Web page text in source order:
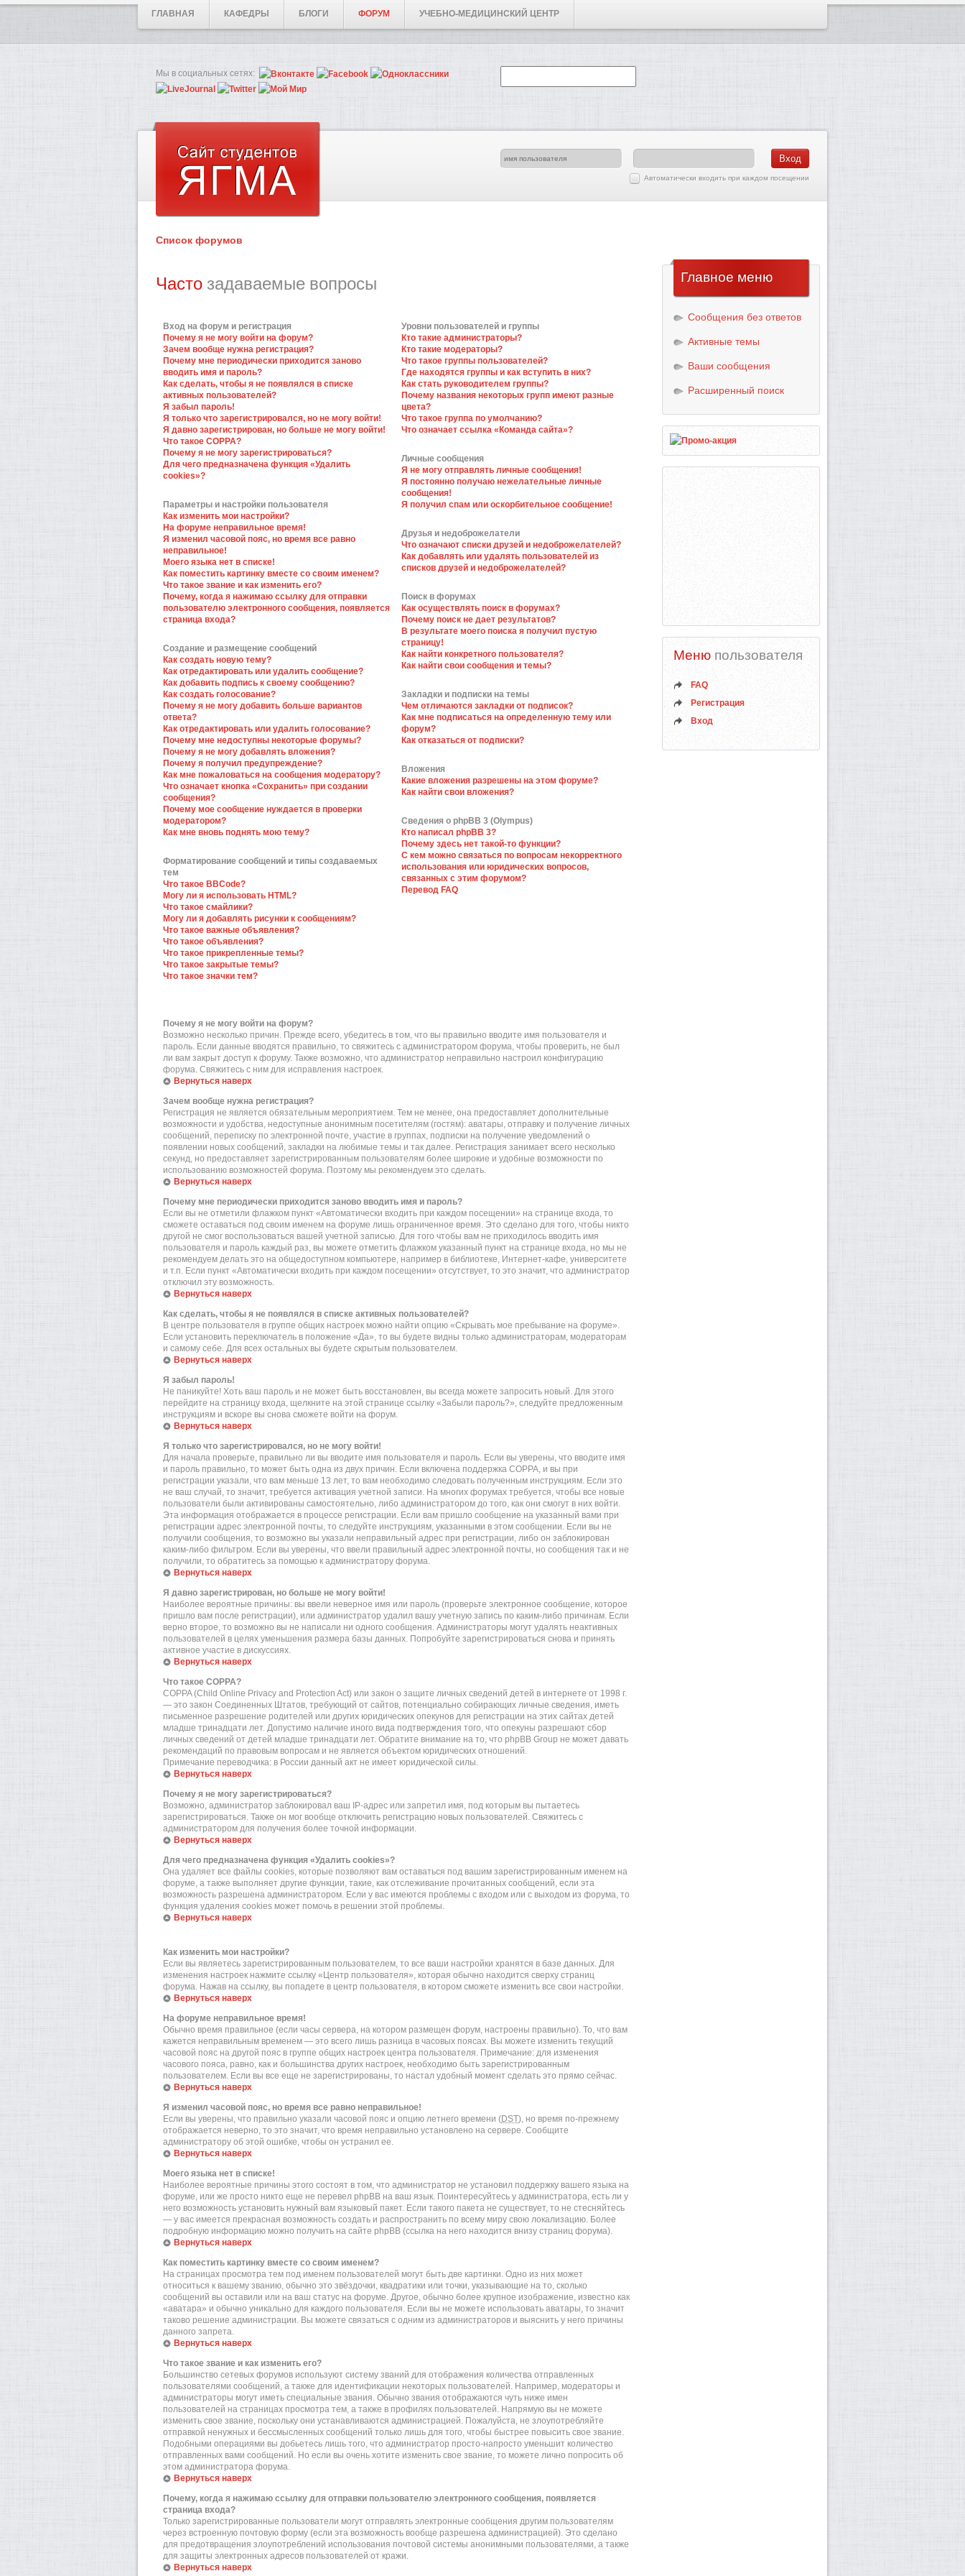
ГЛАВНАЯ КАФЕДРЫ БЛОГИ ФОРУМ УЧЕБНО-МЕДИЦИНСКИЙ ЦЕНТР
Мы в социальных сетях:
Автоматически входить при каждом посещении
Список форумов
Часто задаваемые вопросы
Вход на форум и регистрация
Почему я не могу войти на форум?
Зачем вообще нужна регистрация?
Почему мне периодически приходится заново
вводить имя и пароль?
Как сделать, чтобы я не появлялся в списке
активных пользователей?
Я забыл пароль!
Я только что зарегистрировался, но не могу войти!
Я давно зарегистрирован, но больше не могу войти!
Что такое COPPA?
Почему я не могу зарегистрироваться?
Для чего предназначена функция «Удалить
cookies»?
Параметры и настройки пользователя
Как изменить мои настройки?
На форуме неправильное время!
Я изменил часовой пояс, но время все равно
неправильное!
Моего языка нет в списке!
Как поместить картинку вместе со своим именем?
Что такое звание и как изменить его?
Почему, когда я нажимаю ссылку для отправки
пользователю электронного сообщения, появляется
страница входа?
Создание и размещение сообщений
Как создать новую тему?
Как отредактировать или удалить сообщение?
Как добавить подпись к своему сообщению?
Как создать голосование?
Почему я не могу добавить больше вариантов
ответа?
Как отредактировать или удалить голосование?
Почему мне недоступны некоторые форумы?
Почему я не могу добавлять вложения?
Почему я получил предупреждение?
Как мне пожаловаться на сообщения модератору?
Что означает кнопка «Сохранить» при создании
сообщения?
Почему мое сообщение нуждается в проверки
модератором?
Как мне вновь поднять мою тему?
Форматирование сообщений и типы создаваемых
тем
Что такое BBCode?
Могу ли я использовать HTML?
Что такое смайлики?
Могу ли я добавлять рисунки к сообщениям?
Что такое важные объявления?
Что такое объявления?
Что такое прикрепленные темы?
Что такое закрытые темы?
Что такое значки тем?
Уровни пользователей и группы
Кто такие администраторы?
Кто такие модераторы?
Что такое группы пользователей?
Где находятся группы и как вступить в них?
Как стать руководителем группы?
Почему названия некоторых групп имеют разные
цвета?
Что такое группа по умолчанию?
Что означает ссылка «Команда сайта»?
Личные сообщения
Я не могу отправлять личные сообщения!
Я постоянно получаю нежелательные личные
сообщения!
Я получил спам или оскорбительное сообщение!
Друзья и недоброжелатели
Что означают списки друзей и недоброжелателей?
Как добавлять или удалять пользователей из
списков друзей и недоброжелателей?
Поиск в форумах
Как осуществлять поиск в форумах?
Почему поиск не дает результатов?
В результате моего поиска я получил пустую
страницу!
Как найти конкретного пользователя?
Как найти свои сообщения и темы?
Закладки и подписки на темы
Чем отличаются закладки от подписок?
Как мне подписаться на определенную тему или
форум?
Как отказаться от подписки?
Вложения
Какие вложения разрешены на этом форуме?
Как найти свои вложения?
Сведения о phpBB 3 (Olympus)
Кто написал phpBB 3?
Почему здесь нет такой-то функции?
С кем можно связаться по вопросам некорректного
использования или юридических вопросов,
связанных с этим форумом?
Перевод FAQ
Почему я не могу войти на форум?
Возможно несколько причин. Прежде всего, убедитесь в том, что вы правильно вводите имя пользователя и
пароль. Если данные вводятся правильно, то свяжитесь с администратором форума, чтобы проверить, не был
ли вам закрыт доступ к форуму. Также возможно, что администратор неправильно настроил конфигурацию
форума. Свяжитесь с ним для исправления настроек.
Вернуться наверх
Зачем вообще нужна регистрация?
Регистрация не является обязательным мероприятием. Тем не менее, она предоставляет дополнительные
возможности и удобства, недоступные анонимным посетителям (гостям): аватары, отправку и получение личных
сообщений, переписку по электронной почте, участие в группах, подписки на получение уведомлений о
появлении новых сообщений, закладки на любимые темы и так далее. Регистрация занимает всего несколько
секунд, но предоставляет зарегистрированным пользователям более широкие и удобные возможности по
использованию возможностей форума. Поэтому мы рекомендуем это сделать.
Вернуться наверх
Почему мне периодически приходится заново вводить имя и пароль?
Если вы не отметили флажком пункт «Автоматически входить при каждом посещении» на странице входа, то
сможете оставаться под своим именем на форуме лишь ограниченное время. Это сделано для того, чтобы никто
другой не смог воспользоваться вашей учетной записью. Для того чтобы вам не приходилось вводить имя
пользователя и пароль каждый раз, вы можете отметить флажком указанный пункт на странице входа, но мы не
рекомендуем делать это на общедоступном компьютере, например в библиотеке, Интернет-кафе, университете
и т.п. Если пункт «Автоматически входить при каждом посещении» отсутствует, то это значит, что администратор
отключил эту возможность.
Вернуться наверх
Как сделать, чтобы я не появлялся в списке активных пользователей?
В центре пользователя в группе общих настроек можно найти опцию «Скрывать мое пребывание на форуме».
Если установить переключатель в положение «Да», то вы будете видны только администраторам, модераторам
и самому себе. Для всех остальных вы будете скрытым пользователем.
Вернуться наверх
Я забыл пароль!
Не паникуйте! Хоть ваш пароль и не может быть восстановлен, вы всегда можете запросить новый. Для этого
перейдите на страницу входа, щелкните на этой странице ссылку «Забыли пароль?», следуйте предложенным
инструкциям и вскоре вы снова сможете войти на форум.
Вернуться наверх
Я только что зарегистрировался, но не могу войти!
Для начала проверьте, правильно ли вы вводите имя пользователя и пароль. Если вы уверены, что вводите имя
и пароль правильно, то может быть одна из двух причин. Если включена поддержка COPPA, и вы при
регистрации указали, что вам меньше 13 лет, то вам необходимо следовать полученным инструкциям. Если это
не ваш случай, то значит, требуется активация учетной записи. На многих форумах требуется, чтобы все новые
пользователи были активированы самостоятельно, либо администратором до того, как они смогут в них войти.
Эта информация отображается в процессе регистрации. Если вам пришло сообщение на указанный вами при
регистрации адрес электронной почты, то следуйте инструкциям, указанными в этом сообщении. Если вы не
получили сообщения, то возможно вы указали неправильный адрес при регистрации, либо он заблокирован
каким-либо фильтром. Если вы уверены, что ввели правильный адрес электронной почты, но сообщения так и не
получили, то обратитесь за помощью к администратору форума.
Вернуться наверх
Я давно зарегистрирован, но больше не могу войти!
Наиболее вероятные причины: вы ввели неверное имя или пароль (проверьте электронное сообщение, которое
пришло вам после регистрации), или администратор удалил вашу учетную запись по каким-либо причинам. Если
верно второе, то возможно вы не написали ни одного сообщения. Администраторы могут удалять неактивных
пользователей в целях уменьшения размера базы данных. Попробуйте зарегистрироваться снова и принять
активное участие в дискуссиях.
Вернуться наверх
Что такое COPPA?
COPPA (Child Online Privacy and Protection Act) или закон о защите личных сведений детей в интернете от 1998 г.
— это закон Соединенных Штатов, требующий от сайтов, потенциально собирающих личные сведения, иметь
письменное разрешение родителей или других юридических опекунов для регистрации на этих сайтах детей
младше тринадцати лет. Допустимо наличие иного вида подтверждения того, что опекуны разрешают сбор
личных сведений от детей младше тринадцати лет. Обратите внимание на то, что phpBB Group не может давать
рекомендаций по правовым вопросам и не является объектом юридических отношений.
Примечание переводчика: в России данный акт не имеет юридической силы.
Вернуться наверх
Почему я не могу зарегистрироваться?
Возможно, администратор заблокировал ваш IP-адрес или запретил имя, под которым вы пытаетесь
зарегистрироваться. Также он мог вообще отключить регистрацию новых пользователей. Свяжитесь с
администратором для получения более точной информации.
Вернуться наверх
Для чего предназначена функция «Удалить cookies»?
Она удаляет все файлы cookies, которые позволяют вам оставаться под вашим зарегистрированным именем на
форуме, а также выполняет другие функции, такие, как отслеживание прочитанных сообщений, если эта
возможность разрешена администратором. Если у вас имеются проблемы с входом или с выходом из форума, то
функция удаления cookies может помочь в решении этой проблемы.
Вернуться наверх
Как изменить мои настройки?
Если вы являетесь зарегистрированным пользователем, то все ваши настройки хранятся в базе данных. Для
изменения настроек нажмите ссылку «Центр пользователя», которая обычно находится сверху страниц
форума. Нажав на ссылку, вы попадете в центр пользователя, в котором сможете изменить все свои настройки.
Вернуться наверх
На форуме неправильное время!
Обычно время правильное (если часы сервера, на котором размещен форум, настроены правильно). То, что вам
кажется неправильным временем — это всего лишь разница в часовых поясах. Вы можете изменить текущий
часовой пояс на другой пояс в группе общих настроек центра пользователя. Примечание: для изменения
часового пояса, равно, как и большинства других настроек, необходимо быть зарегистрированным
пользователем. Если вы все еще не зарегистрированы, то настал удобный момент сделать это прямо сейчас.
Вернуться наверх
Я изменил часовой пояс, но время все равно неправильное!
Если вы уверены, что правильно указали часовой пояс и опцию летнего времени (DST), но время по-прежнему
отображается неверно, то это значит, что время неправильно установлено на сервере. Сообщите
администратору об этой ошибке, чтобы он устранил ее.
Вернуться наверх
Моего языка нет в списке!
Наиболее вероятные причины этого состоят в том, что администратор не установил поддержку вашего языка на
форуме, или же просто никто еще не перевел phpBB на ваш язык. Поинтересуйтесь у администратора, есть ли у
него возможность установить нужный вам языковый пакет. Если такого пакета не существует, то не стесняйтесь
— у вас имеется прекрасная возможность создать и распространить по всему миру свою локализацию. Более
подробную информацию можно получить на сайте phpBB (ссылка на него находится внизу страниц форума).
Вернуться наверх
Как поместить картинку вместе со своим именем?
На страницах просмотра тем под именем пользователей могут быть две картинки. Одно из них может
относиться к вашему званию, обычно это звёздочки, квадратики или точки, указывающие на то, сколько
сообщений вы оставили или на ваш статус на форуме. Другое, обычно более крупное изображение, известно как
«аватара» и обычно уникально для каждого пользователя. Если вы не можете использовать аватары, то значит
таково решение администрации. Вы можете связаться с одним из администраторов и выяснить у него причины
данного запрета.
Вернуться наверх
Что такое звание и как изменить его?
Большинство сетевых форумов используют систему званий для отображения количества отправленных
пользователями сообщений, а также для идентификации некоторых пользователей. Например, модераторы и
администраторы могут иметь специальные звания. Обычно звания отображаются чуть ниже имен
пользователей на страницах просмотра тем, а также в профилях пользователей. Напрямую вы не можете
изменить свое звание, поскольку они устанавливаются администрацией. Пожалуйста, не злоупотребляйте
отправкой ненужных и бессмысленных сообщений только лишь для того, чтобы быстрее повысить свое звание.
Подобными операциями вы добьетесь лишь того, что администратор просто-напросто уменьшит количество
отправленных вами сообщений. Но если вы очень хотите изменить свое звание, то можете лично попросить об
этом администратора форума.
Вернуться наверх
Почему, когда я нажимаю ссылку для отправки пользователю электронного сообщения, появляется
страница входа?
Только зарегистрированные пользователи могут отправлять электронные сообщения другим пользователям
через встроенную почтовую форму (если эта возможность вообще разрешена администрацией). Это сделано
для предотвращения злоупотреблений использования почтовой системы анонимными пользователями, а также
для защиты электронных адресов пользователей от кражи.
Вернуться наверх
Главное меню
Сообщения без ответов
Активные темы
Ваши сообщения
Расширенный поиск
Меню пользователя
FAQ
Регистрация
Вход